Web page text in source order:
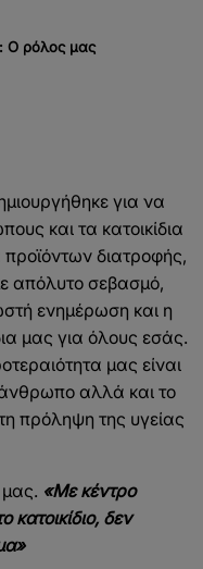
Ο ρόλος μας
για να
και τα κατοικίδια
διατροφής,
απόλυτο σεβασμό,
ενημέρωση και η
μας για όλους εσάς.
μας είναι
αλλά και το
πρόληψη της υγείας
μας. «Με κέντρο
δεν